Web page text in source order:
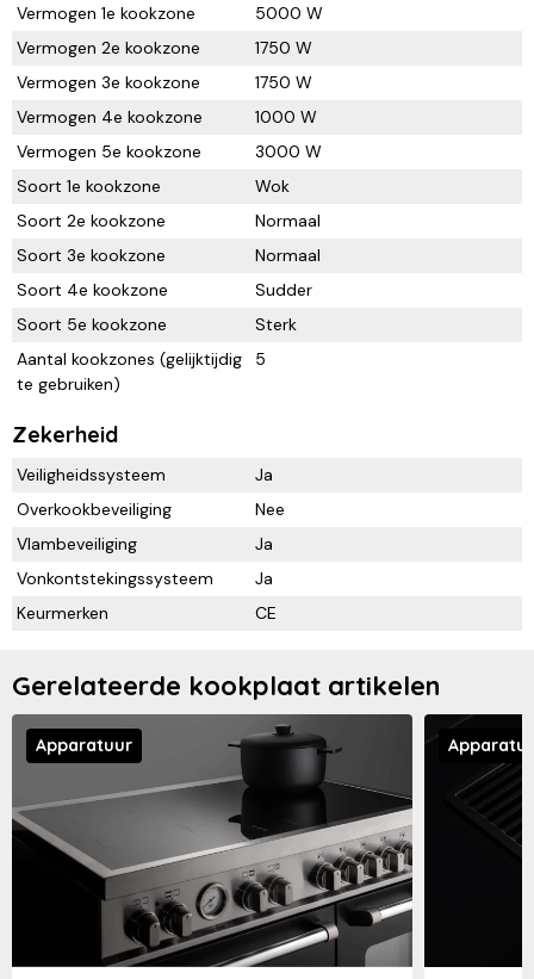
Vermogen 1e kookzone
5000 W
Vermogen 2e kookzone
1750 W
Vermogen 3e kookzone
1750 W
Vermogen 4e kookzone
1000 W
Vermogen 5e kookzone
3000 W
Soort 1e kookzone
Wok
Soort 2e kookzone
Normaal
Soort 3e kookzone
Normaal
Soort 4e kookzone
Sudder
Soort 5e kookzone
Sterk
Aantal kookzones (gelijktijdig
te gebruiken)
5
Zekerheid
Veiligheidssysteem
Ja
Overkookbeveiliging
Nee
Vlambeveiliging
Ja
Vonkontstekingssysteem
Ja
Keurmerken
CE
Gerelateerde kookplaat artikelen
Apparatuur